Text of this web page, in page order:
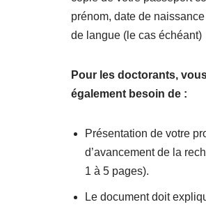
prénom, date de
de langue (le cas échéant)
Pour les doctorants,
également besoin de :
Présentation de votre
d’avancement de la
1 à 5 pages).
Le document doit